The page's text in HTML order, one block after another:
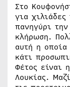
Στο
για
πανηγύρι
κλήρωση.
αυτή η
κάτι
Φέτος είναι
Λουκίας.